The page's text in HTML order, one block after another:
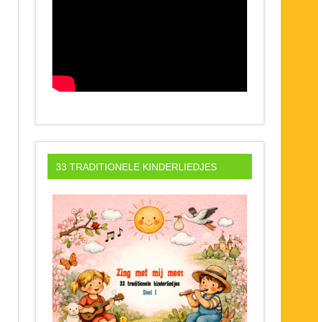
33 TRADITIONELE KINDERLIEDJES